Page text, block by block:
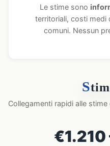
Le stime sono
territoriali, costi medi
comuni. Nessun
S
Collegamenti rapidi alle
€1.210